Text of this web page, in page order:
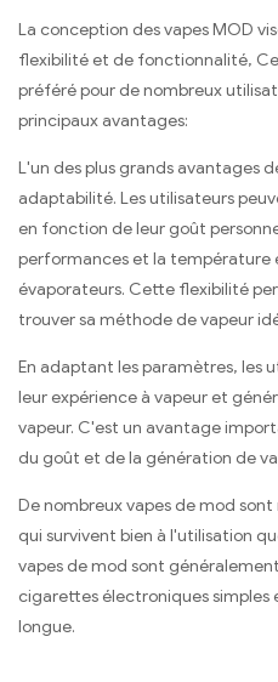
La conception des vapes MOD
flexibilité et de fonctionnalité,
préféré pour de nombreux
principaux avantages:
L'un des plus grands avantages
adaptabilité. Les utilisateurs
en fonction de leur goût
performances et la température
évaporateurs. Cette flexibilité
trouver sa méthode de vapeur
En adaptant les paramètres, les
leur expérience à vapeur et
vapeur. C'est un avantage
du goût et de la génération de
De nombreux vapes de mod
qui survivent bien à l'utilisation
vapes de mod sont
cigarettes électroniques simples
longue.